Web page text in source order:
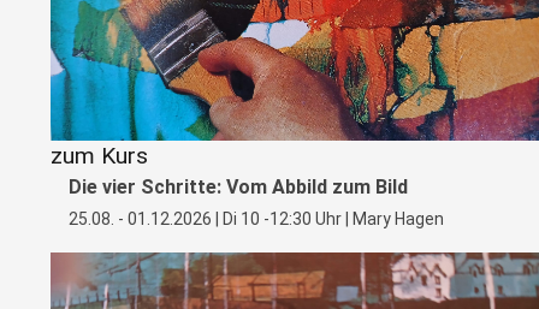
zum Kurs
Die vier Schritte: Vom Abbild zum Bild
25.08. - 01.12.2026 | Di 10 -12:30 Uhr | Mary Hagen